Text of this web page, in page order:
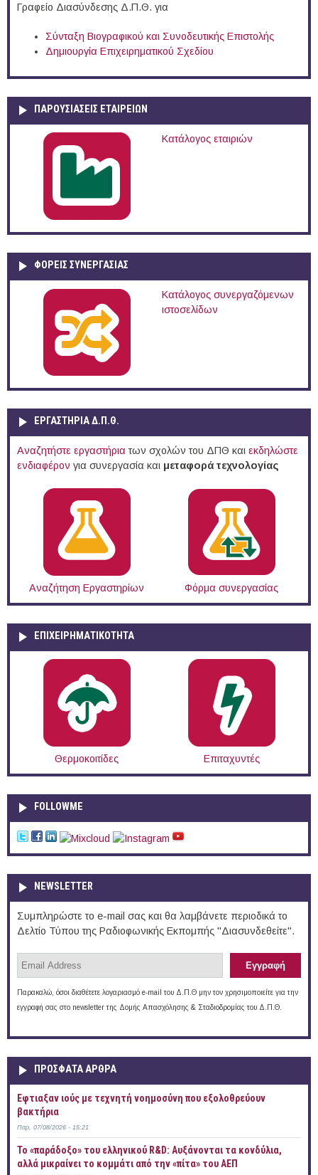
Γραφείο Διασύνδεσης Δ.Π.Θ. για
Σύνταξη Βιογραφικού και Συνοδευτικής Επιστολής
Δημιουργία Επιχειρηματικού Σχεδίου
ΠΑΡΟΥΣΙΆΣΕΙΣ ΕΤΑΙΡΕΙΏΝ
Κατάλογος εταιριών
ΦΟΡΕΙΣ ΣΥΝΕΡΓΑΣΙΑΣ
Κατάλογος συνεργαζόμενων
ιστοσελίδων
ΕΡΓΑΣΤΗΡΙΑ Δ.Π.Θ.
Αναζητήστε εργαστήρια των σχολών του ΔΠΘ και εκδηλώστε
ενδιαφέρον για συνεργασία και μεταφορά τεχνολογίας
Αναζήτηση Εργαστηρίων Φόρμα συνεργασίας
ΕΠΙΧΕΙΡΗΜΑΤΙΚΟΤΗΤΑ
Θερμοκοιτίδες Επιταχυντές
FOLLOWME
NEWSLETTER
Συμπληρώστε το e-mail σας και θα λαμβάνετε περιοδικά το
Δελτίο Τύπου της Ραδιοφωνικής Εκπομπής "Διασυνδεθείτε".
Παρακαλώ, όσοι διαθέτετε λογαριασμό e-mail του Δ.Π.Θ μην τον χρησιμοποιείτε για την
εγγραφή σας στο newsletter της Δομής Απασχόλησης & Σταδιοδρομίας του Δ.Π.Θ.
ΠΡOΣΦΑΤΑ AΡΘΡΑ
Έφτιαξαν ιούς με τεχνητή νοημοσύνη που εξολοθρεύουν
βακτήρια
Παρ, 07/08/2026 - 15:21
Το «παράδοξο» του ελληνικού R&D: Αυξάνονται τα κονδύλια,
αλλά μικραίνει το κομμάτι από την «πίτα» του ΑΕΠ